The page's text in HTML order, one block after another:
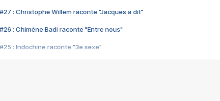
#27 : Christophe Willem raconte "Jacques a dit"
#26 : Chimène Badi raconte "Entre nous"
#25 : Indochine raconte "3e sexe"